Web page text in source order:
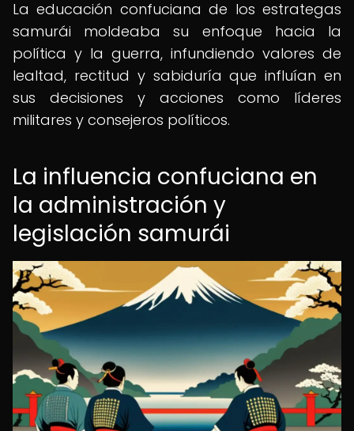
La educación confuciana de los estrategas
samurái moldeaba su enfoque hacia la
política y la guerra, infundiendo valores de
lealtad, rectitud y sabiduría que influían en
sus decisiones y acciones como líderes
militares y consejeros políticos.
La influencia confuciana en
la administración y
legislación samurái